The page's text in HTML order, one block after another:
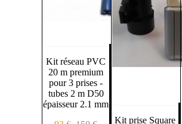
Kit réseau PVC
20 m premium
pour 3 prises -
tubes 2 m D50
épaisseur 2.1 mm
Kit prise Square